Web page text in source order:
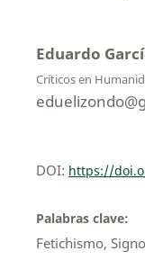
Eduardo
Críticos en
DOI: https://
Palabras clave:
Fetichismo,